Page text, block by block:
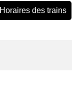
Horaires des trains